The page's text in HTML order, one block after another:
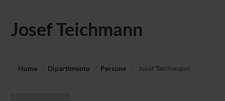
Josef Teichmann
Home Dipartimento Persone Josef Teichmann